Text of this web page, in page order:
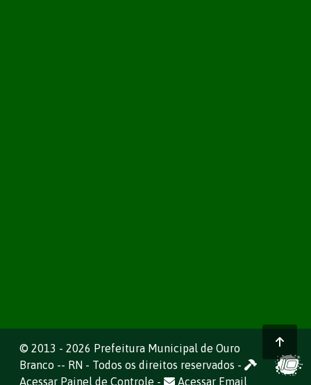
© 2013 - 2026 Prefeitura Municipal de Ouro
Branco -- RN - Todos os direitos reservados -
Acessar Painel de Controle - Acessar Email